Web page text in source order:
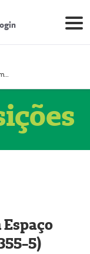
Prestador Mosaicum Espaço Clínico Eireli (51004355-5)
5)